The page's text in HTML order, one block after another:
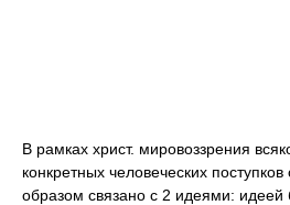
В рамках христ. мировоззрения
конкретных человеческих
образом связано с 2 идеями: идеей